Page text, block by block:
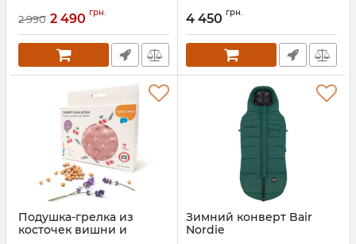
2 990 2 490 грн.
Артикул: 915076
4 450 грн.
Подушка-грелка из
косточек вишни и
Зимний конверт Bair
Nordie